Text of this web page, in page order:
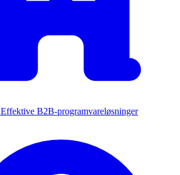
Effektive B2B-programvareløsninger